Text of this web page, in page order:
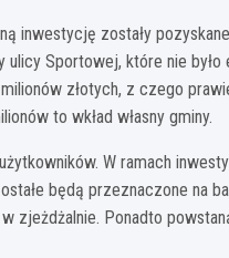
inwestycję zostały
Sportowej, które nie było
złotych, z czego
to wkład własny gminy.
W ramach
będą przeznaczone na
zjeżdżalnie. Ponadto